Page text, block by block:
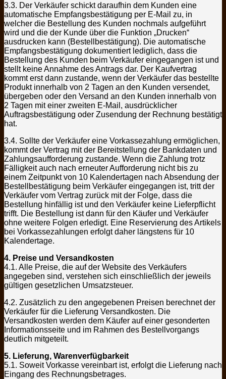
3.3. Der Verkäufer schickt daraufhin dem Kunden eine
automatische Empfangsbestätigung per E-Mail zu, in
welcher die Bestellung des Kunden nochmals aufgeführt
wird und die der Kunde über die Funktion „Drucken“
ausdrucken kann (Bestellbestätigung). Die automatische
Empfangsbestätigung dokumentiert lediglich, dass die
Bestellung des Kunden beim Verkäufer eingegangen ist und
stellt keine Annahme des Antrags dar. Der Kaufvertrag
kommt erst dann zustande, wenn der Verkäufer das bestellte
Produkt innerhalb von 2 Tagen an den Kunden versendet,
übergeben oder den Versand an den Kunden innerhalb von
2 Tagen mit einer zweiten E-Mail, ausdrücklicher
Auftragsbestätigung oder Zusendung der Rechnung bestätigt
hat.
3.4. Sollte der Verkäufer eine Vorkassezahlung ermöglichen,
kommt der Vertrag mit der Bereitstellung der Bankdaten und
Zahlungsaufforderung zustande. Wenn die Zahlung trotz
Fälligkeit auch nach erneuter Aufforderung nicht bis zu
einem Zeitpunkt von 10 Kalendertagen nach Absendung der
Bestellbestätigung beim Verkäufer eingegangen ist, tritt der
Verkäufer vom Vertrag zurück mit der Folge, dass die
Bestellung hinfällig ist und den Verkäufer keine Lieferpflicht
trifft. Die Bestellung ist dann für den Käufer und Verkäufer
ohne weitere Folgen erledigt. Eine Reservierung des Artikels
bei Vorkassezahlungen erfolgt daher längstens für 10
Kalendertage.
4. Preise und Versandkosten
4.1. Alle Preise, die auf der Website des Verkäufers
angegeben sind, verstehen sich einschließlich der jeweils
gültigen gesetzlichen Umsatzsteuer.
4.2. Zusätzlich zu den angegebenen Preisen berechnet der
Verkäufer für die Lieferung Versandkosten. Die
Versandkosten werden dem Käufer auf einer gesonderten
Informationsseite und im Rahmen des Bestellvorgangs
deutlich mitgeteilt.
5. Lieferung, Warenverfügbarkeit
5.1. Soweit Vorkasse vereinbart ist, erfolgt die Lieferung nach
Eingang des Rechnungsbetrages.